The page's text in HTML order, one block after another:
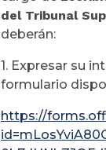
del Tribunal
deberán:
1. Expresar su
formulario
https://